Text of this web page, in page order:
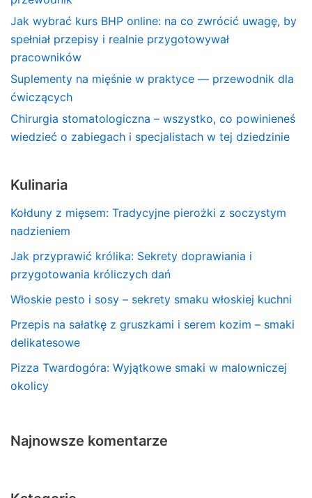
Jak wybrać kurs BHP online: na co zwrócić uwagę, by
spełniał przepisy i realnie przygotowywał
pracowników
Suplementy na mięśnie w praktyce — przewodnik dla
ćwiczących
Chirurgia stomatologiczna – wszystko, co powinieneś
wiedzieć o zabiegach i specjalistach w tej dziedzinie
Kulinaria
Kołduny z mięsem: Tradycyjne pierożki z soczystym
nadzieniem
Jak przyprawić królika: Sekrety doprawiania i
przygotowania króliczych dań
Włoskie pesto i sosy – sekrety smaku włoskiej kuchni
Przepis na sałatkę z gruszkami i serem kozim – smaki
delikatesowe
Pizza Twardogóra: Wyjątkowe smaki w malowniczej
okolicy
Najnowsze komentarze